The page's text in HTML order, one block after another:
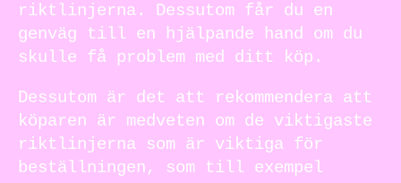
riktlinjerna. Dessutom får du en
genväg till en hjälpande hand om du
skulle få problem med ditt köp.
Dessutom är det att rekommendera att
köparen är medveten om de viktigaste
riktlinjerna som är viktiga för
beställningen, som till exempel